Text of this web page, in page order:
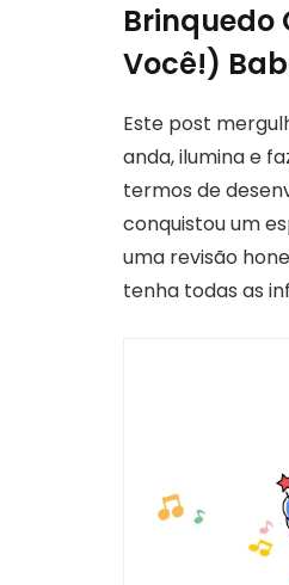
Brinquedo
Você!)
Este post
anda, ilumina e
termos de
conquistou um
uma revisão
tenha todas as